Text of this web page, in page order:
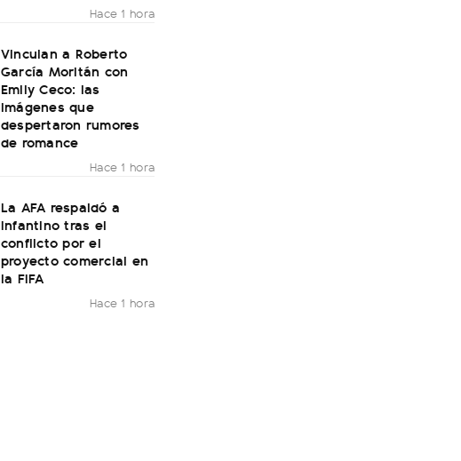
Hace 1 hora
Vinculan a Roberto
García Moritán con
Emily Ceco: las
imágenes que
despertaron rumores
de romance
Hace 1 hora
La AFA respaldó a
Infantino tras el
conflicto por el
proyecto comercial en
la FIFA
Hace 1 hora